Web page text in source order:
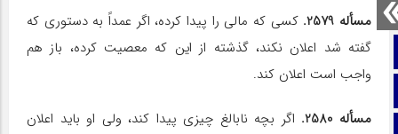
صفحه نخست
مسأله 2579.
کسی که مالی را پیدا کرده، اگر عمداً به دستوری که
گفته شد اعلان نکند، گذشته از این که معصیت کرده، باز هم
واجب است اعلان کند.
مسأله 2580.
اگر بچه نابالغ چیزی پیدا کند، ولی او باید اعلان